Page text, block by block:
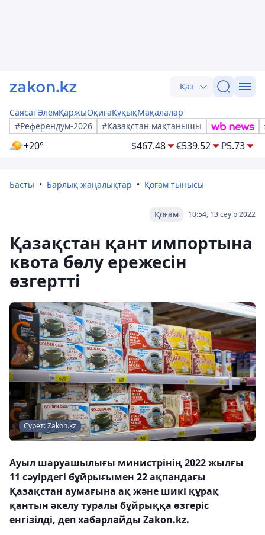
Қаз
СаясатӘлемҚаржыОқиғаҚұқықМақалалар
#Референдум-2026
#Қазақстан мақтанышы
+20° $467.48 €539.52 ₽5.73
Басты Барлық жаңалықтар Қоғам тынысы
10:54, 13 сәуір 2022
Қоғам
Қазақстан қант импортына
квота бөлу ережесін
өзгертті
Сурет: Zakon.kz
Ауыл шаруашылығы министрінің 2022 жылғы
11 сәуірдегі бұйрығымен 22 ақпандағы
Қазақстан аумағына ақ және шикі құрақ
қантын әкелу туралы бұйрыққа өзгеріс
енгізілді, деп хабарлайды Zakon.kz.